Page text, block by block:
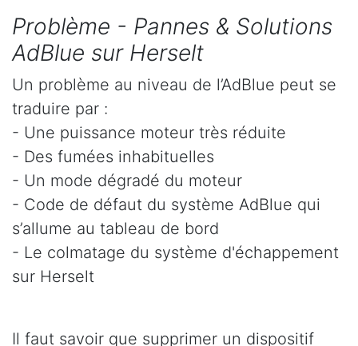
Problème - Pannes & Solutions
AdBlue sur Herselt
Un problème au niveau de l’AdBlue peut se
traduire par :
- Une puissance moteur très réduite
- Des fumées inhabituelles
- Un mode dégradé du moteur
- Code de défaut du système AdBlue qui
s’allume au tableau de bord
- Le colmatage du système d'échappement
sur Herselt
Il faut savoir que supprimer un dispositif